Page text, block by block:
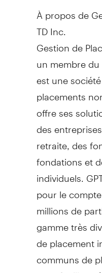
À propos de
TD Inc.
Gestion de
un membre
est une
placements
offre ses
des
retraite, des
fondations et
individuels.
pour le
millions de
gamme très
de placement
communs de